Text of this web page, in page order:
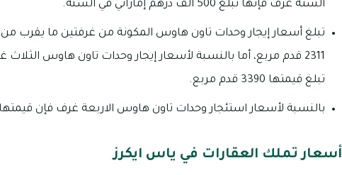
الستة غرف فإنها تبلغ 500 ألف درهم إماراتي في السنة.
تبلغ قيمتها 3390 قدم مربع.
بالنسبة لأسعار استئجار وحدات تاون هاوس الاربعة غرف فإن قيمتها تبلغ 250 ألف درهم إماراتي
أسعار تملك العقارات في ياس ايكرز